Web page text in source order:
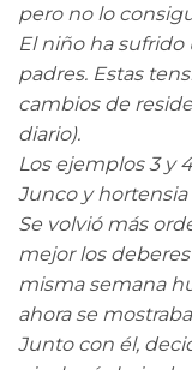
pero no lo
El niño ha sufrido
padres. Estas
cambios de
diario).
Los ejemplos 3 y
Junco y hortensia
Se volvió más
mejor los
misma semana
ahora se
Junto con él,